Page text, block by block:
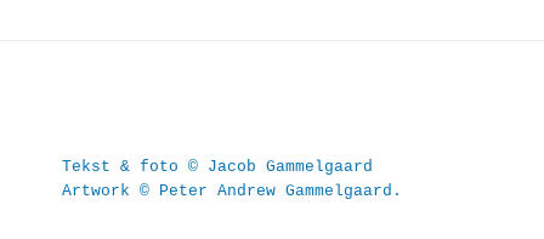
Tekst & foto © Jacob Gammelgaard
Artwork © Peter Andrew Gammelgaard.